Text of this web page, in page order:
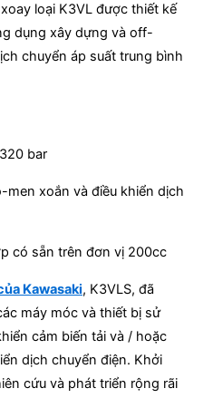
loại K3VL được thiết kế
dụng xây dựng và off-
chuyển áp suất trung bình
bar
men xoắn và điều khiển dịch
có sẵn trên đơn vị 200cc
Kawasaki, K3VLS, đã
máy móc và thiết bị sử
cảm biến tải và / hoặc
dịch chuyển điện. Khởi
cứu và phát triển rộng rãi